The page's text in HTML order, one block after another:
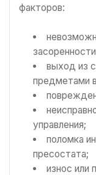
факторов:
выход из
предметами
управления;
поломка
пресостата;
износ или